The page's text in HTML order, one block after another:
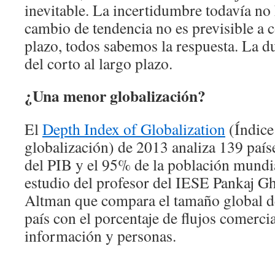
inevitable. La incertidumbre todavía no
cambio de tendencia no es previsible a
plazo, todos sabemos la respuesta. La
del corto al largo plazo.
¿Una menor globalización?
ElDepth Index of Globalization
globalización) de 2013 analiza 139
del PIB y el 95% de la población
estudio del profesor del IESE Pankaj
Altman que compara el tamaño global
país con el porcentaje de flujos
información y personas.